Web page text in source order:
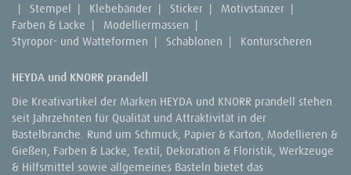
|
Stempel | Klebebänder | Sticker | Motivstanzer |
Farben & Lacke | Modelliermassen |
Styropor- und Watteformen | Schablonen | Konturscheren
HEYDA und KNORR prandell
Die Kreativartikel der Marken HEYDA und KNORR prandell stehen
seit Jahrzehnten für Qualität und Attraktivität in der
Bastelbranche. Rund um Schmuck, Papier & Karton, Modellieren &
Gießen, Farben & Lacke, Textil, Dekoration & Floristik, Werkzeuge
& Hilfsmittel sowie allgemeines Basteln bietet das